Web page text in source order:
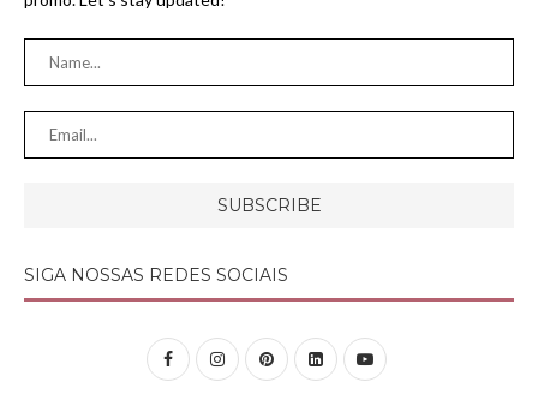
SIGA NOSSAS REDES SOCIAIS